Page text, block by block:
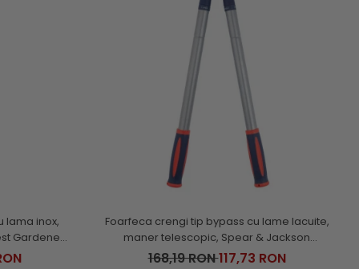
lama inox,
Gardener,
Foarfeca crengi tip bypass cu lame lacuite,
maner telescopic, Spear & Jackson
Razorsharp Steel
168,19 RON117,73 RON